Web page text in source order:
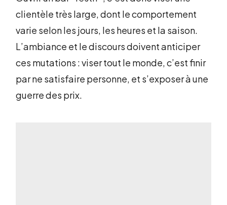
clientèle très large, dont le comportement
varie selon les jours, les heures et la saison.
L’ambiance et le discours doivent anticiper
ces mutations : viser tout le monde, c’est finir
par ne satisfaire personne, et s’exposer à une
guerre des prix.